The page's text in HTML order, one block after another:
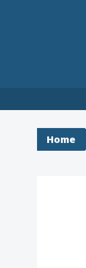
to
Home